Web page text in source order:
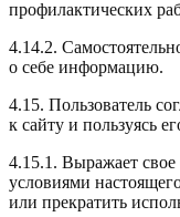
профилактических
4.14.2.
о себе информацию.
4.15. Пользователь
к сайту и пользуясь
4.15.1. Выражает свое
условиями
или прекратить